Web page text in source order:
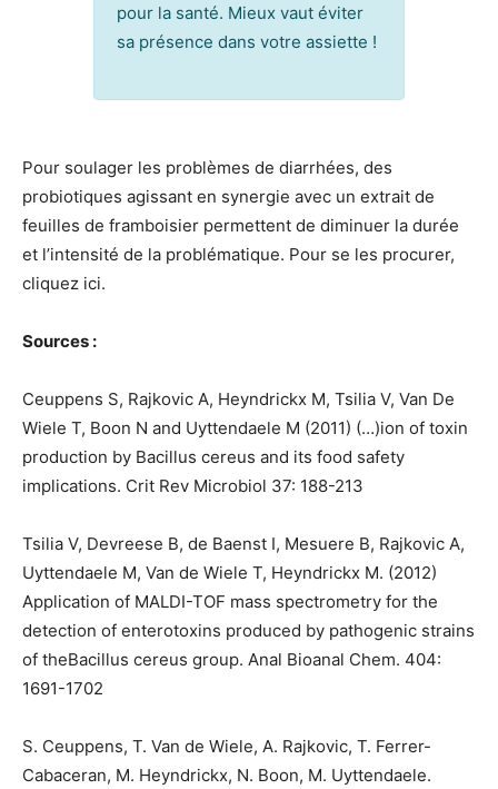
pour la santé. Mieux vaut éviter
sa présence dans votre assiette !
Pour soulager les problèmes de diarrhées, des
probiotiques agissant en synergie avec un extrait de
feuilles de framboisier permettent de diminuer la durée
et l’intensité de la problématique. Pour se les procurer,
cliquez ici.
Sources :
Ceuppens S, Rajkovic A, Heyndrickx M, Tsilia V, Van De
Wiele T, Boon N and Uyttendaele M (2011) (…)ion of toxin
production by Bacillus cereus and its food safety
implications. Crit Rev Microbiol 37: 188-213
Tsilia V, Devreese B, de Baenst I, Mesuere B, Rajkovic A,
Uyttendaele M, Van de Wiele T, Heyndrickx M. (2012)
Application of MALDI-TOF mass spectrometry for the
detection of enterotoxins produced by pathogenic strains
of theBacillus cereus group. Anal Bioanal Chem. 404:
1691-1702
S. Ceuppens, T. Van de Wiele, A. Rajkovic, T. Ferrer-
Cabaceran, M. Heyndrickx, N. Boon, M. Uyttendaele.